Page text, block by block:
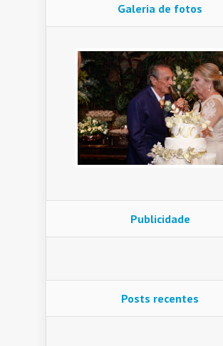
Galeria de fotos
Publicidade
Posts recentes